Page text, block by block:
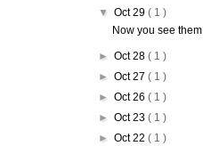
▼Oct 29( 1 )
Now you see them
►Oct 28( 1 )
►Oct 27( 1 )
►Oct 26( 1 )
►Oct 23( 1 )
►Oct 22( 1 )